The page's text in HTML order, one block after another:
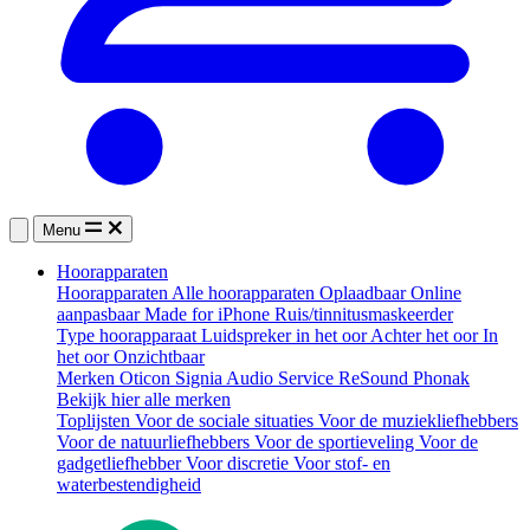
Menu
Hoorapparaten
Hoorapparaten Alle hoorapparaten OplaadbaarOnline
aanpasbaarMade for iPhone Ruis/tinnitusmaskeerder
Type hoorapparaat Luidspreker in het oorAchter het oorIn
het oorOnzichtbaar
Merken Oticon Signia Audio Service ReSound Phonak
Bekijk hier alle merken
Toplijsten Voor de sociale situaties Voor de muziekliefhebbers
Voor de natuurliefhebbers Voor de sportieveling Voor de
gadgetliefhebberVoor discretie Voor stof- en
waterbestendigheid